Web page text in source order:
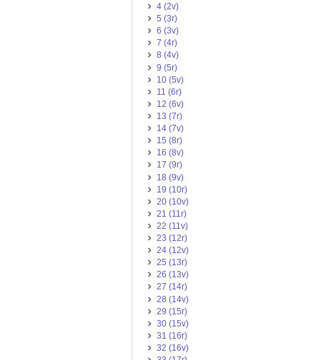
4 (2v)
5 (3r)
6 (3v)
7 (4r)
8 (4v)
9 (5r)
10 (5v)
11 (6r)
12 (6v)
13 (7r)
14 (7v)
15 (8r)
16 (8v)
17 (9r)
18 (9v)
19 (10r)
20 (10v)
21 (11r)
22 (11v)
23 (12r)
24 (12v)
25 (13r)
26 (13v)
27 (14r)
28 (14v)
29 (15r)
30 (15v)
31 (16r)
32 (16v)